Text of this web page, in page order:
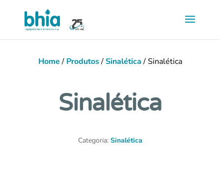
conteúdo
Home/ Produtos/Sinalética/ Sinalética
Sinalética
Categoria: Sinalética